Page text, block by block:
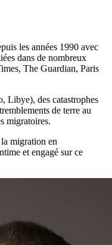
les années 1990 avec
dans de nombreux
The Guardian, Paris
Libye), des catastrophes
de terre au
migratoires.
migration en
et engagé sur ce